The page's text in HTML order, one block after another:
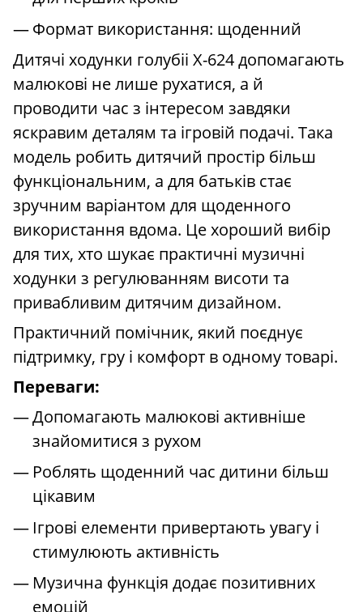
Формат використання: щоденний
Дитячі ходунки голубіі X-624 допомагають
малюкові не лише рухатися, а й
проводити час з інтересом завдяки
яскравим деталям та ігровій подачі. Така
модель робить дитячий простір більш
функціональним, а для батьків стає
зручним варіантом для щоденного
використання вдома. Це хороший вибір
для тих, хто шукає практичні музичні
ходунки з регулюванням висоти та
привабливим дитячим дизайном.
Практичний помічник, який поєднує
підтримку, гру і комфорт в одному товарі.
Переваги:
Допомагають малюкові активніше
знайомитися з рухом
Роблять щоденний час дитини більш
цікавим
Ігрові елементи привертають увагу і
стимулюють активність
Музична функція додає позитивних
емоцій